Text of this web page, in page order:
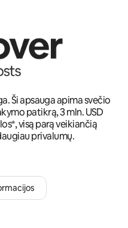
Ši apsauga apima svečio
patikrą, 3 mln. USD
visą parą veikiančią
privalumų.